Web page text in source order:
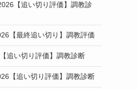
【追い切り評価】調教診
【最終追い切り】調教評価
追い切り評価】調教診断
【追い切り評価】調教診断